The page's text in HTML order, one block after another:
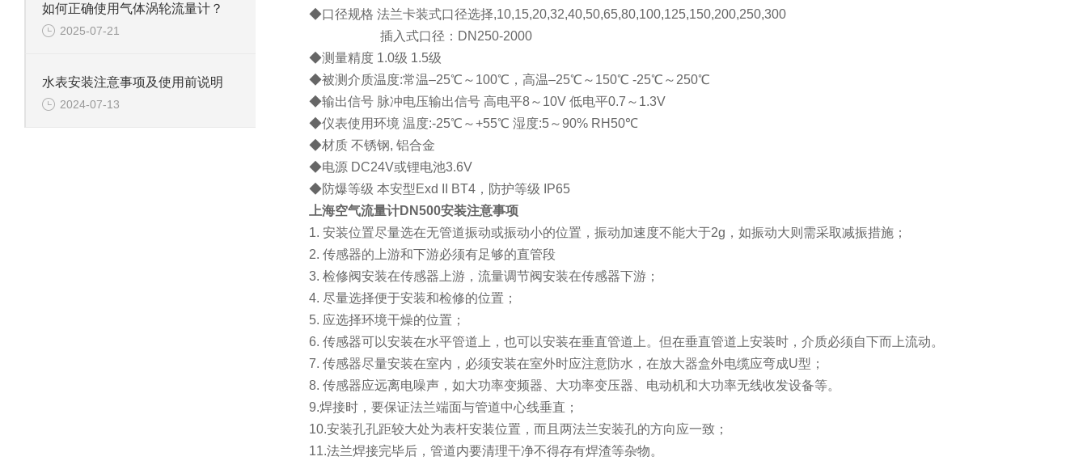
如何正确使用气体涡轮流量计？
2025-07-21
水表安装注意事项及使用前说明
2024-07-13
◆口径规格 法兰卡装式口径选择,10,15,20,32,40,50,65,80,100,125,150,200,250,300
插入式口径：DN250-2000
◆测量精度 1.0级 1.5级
◆被测介质温度:常温–25℃～ 100℃，高温–25℃～ 150℃ -25℃～ 250℃
◆输出信号 脉冲电压输出信号 高电平8～ 10V 低电平0.7 ～ 1.3V
◆仪表使用环境 温度:-25℃～+55℃ 湿度:5～90% RH50℃
◆材质 不锈钢, 铝合金
◆电源 DC24V或锂电池3.6V
◆防爆等级 本安型Exd II BT4，防护等级
IP65
上海空气流量计DN500安装注意事项
1. 安装位置尽量选在无管道振动或振动小的位置，振动加速度不能大于2g ，如振动大则需采取减振措施；
2. 传感器的上游和下游必须有足够的直管段
3. 检修阀安装在传感器上游，流量调节阀安装在传感器下游；
4. 尽量选择便于安装和检修的位置；
5. 应选择环境干燥的位置；
6. 传感器可以安装在水平管道上，也可以安装在垂直管道上。但在垂直管道上安装时，介质必须自下而上流动。
7. 传感器尽量安装在室内，必须安装在室外时应注意防水，在放大器盒外电缆应弯成U型；
8. 传感器应远离电噪声，如大功率变频器、大功率变压器、电动机和大功率无线收发设备等。
9.焊接时，要保证法兰端面与管道中心线垂直；
10.安装孔孔距较大处为表杆安装位置，而且两法兰安装孔的方向应一致；
11.法兰焊接完毕后，管道内要清理干净不得存有焊渣等杂物。